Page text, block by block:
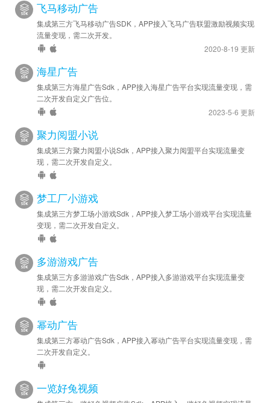
飞马移动广告
集成第三方飞马移动广告SDK，APP接入飞马广告联盟激励视频实现
流量变现，需二次开发。
2020-8-19 更新
海星广告
集成第三方海星广告Sdk，APP接入海星广告平台实现流量变现，需
二次开发自定义广告位。
2023-5-6 更新
聚力阅盟小说
集成第三方聚力阅盟小说Sdk，APP接入聚力阅盟平台实现流量变
现，需二次开发自定义。
梦工厂小游戏
集成第三方梦工场小游戏Sdk，APP接入梦工场小游戏平台实现流量
变现，需二次开发自定义。
多游游戏广告
集成第三方多游游戏广告Sdk，APP接入多游游戏平台实现流量变
现，需二次开发自定义。
幂动广告
集成第三方幂动广告Sdk，APP接入幂动广告平台实现流量变现，需
二次开发自定义。
一览好兔视频